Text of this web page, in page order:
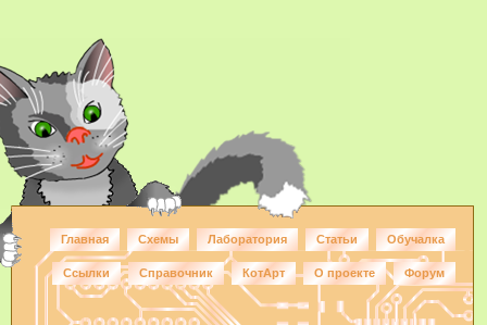
Главная Схемы Лаборатория Статьи Обучалка
Ссылки Справочник КотАрт О проекте Форум